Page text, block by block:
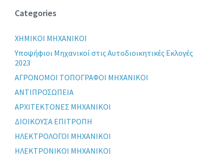
Categories
XHMIKOI MHXANIKOI
Yποψήφιοι Μηχανικοί στις Αυτοδιοικητικές Εκλογές
2023
ΑΓΡΟΝΟΜΟΙ ΤΟΠΟΓΡΑΦΟΙ ΜΗΧΑΝΙΚΟΙ
ΑΝΤΙΠΡΟΣΩΠΕΙΑ
ΑΡΧΙΤΕΚΤΟΝΕΣ ΜΗΧΑΝΙΚΟΙ
ΔΙΟΙΚΟΥΣΑ ΕΠΙΤΡΟΠΗ
ΗΛΕΚΤΡΟΛΟΓΟΙ ΜΗΧΑΝΙΚΟΙ
ΗΛΕΚΤΡΟΝΙΚΟΙ ΜΗΧΑΝΙΚΟΙ